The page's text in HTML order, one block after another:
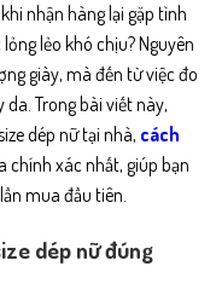
nhận hàng lại gặp tình
lẻo khó chịu? Nguyên
giày, mà đến từ việc đo
Trong bài viết này,
dép nữ tại nhà, cách
chính xác nhất, giúp bạn
mua đầu tiên.
dép nữ đúng